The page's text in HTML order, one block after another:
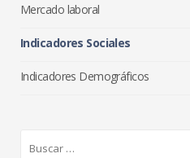
Mercado laboral
Indicadores Sociales
Indicadores Demográficos